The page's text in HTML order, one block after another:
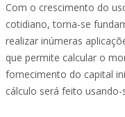
Com o crescimento do
cotidiano, torna-se
realizar inúmeras
que permite calcular o
fornecimento do capital
cálculo será feito